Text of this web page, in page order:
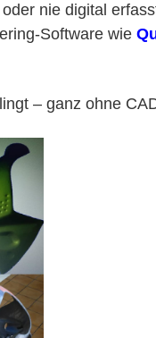
nie digital
Software wie
– ganz ohne